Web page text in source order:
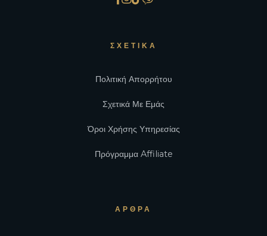
ΣΧΕΤΙΚΆ
Πολιτική Απορρήτου
Σχετικά Με Εμάς
Όροι Χρήσης Υπηρεσίας
Πρόγραμμα Affiliate
ΆΡΘΡΑ